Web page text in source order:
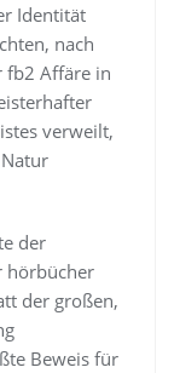
Identität
nach
fb2 Affäre in
verweilt,
der
hörbücher
der großen,
Beweis für